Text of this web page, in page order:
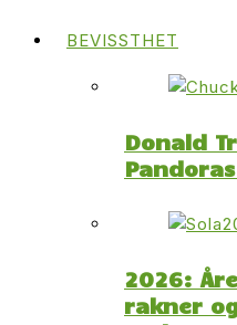
BEVISSTHET
Donald
2026:
rakner